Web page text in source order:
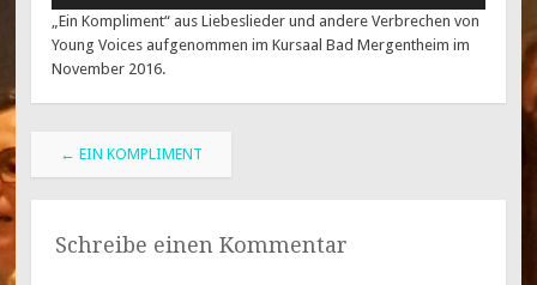
„Ein Kompliment“ aus Liebeslieder und andere Verbrechen von
Young Voices aufgenommen im Kursaal Bad Mergentheim im
November 2016.
Beitragsnavigation
← EIN KOMPLIMENT
Schreibe einen Kommentar